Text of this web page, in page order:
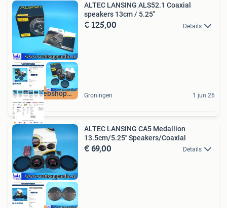
Audio WebshopDeals
ALTEC LANSING ALS52.1 Coaxial
speakers 13cm / 5.25''
€ 125,00 Details
Groningen 1 jun 26
ALTEC LANSING CA5 Medallion
13.5cm/5.25'' Speakers/Coaxial
€ 69,00 Details